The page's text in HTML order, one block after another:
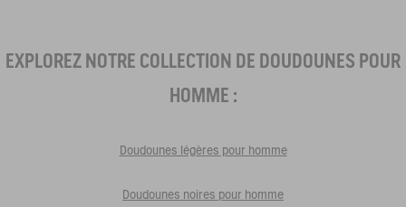
EXPLOREZ NOTRE COLLECTION DE DOUDOUNES POUR
HOMME :
Doudounes légères pour homme
Doudounes noires pour homme